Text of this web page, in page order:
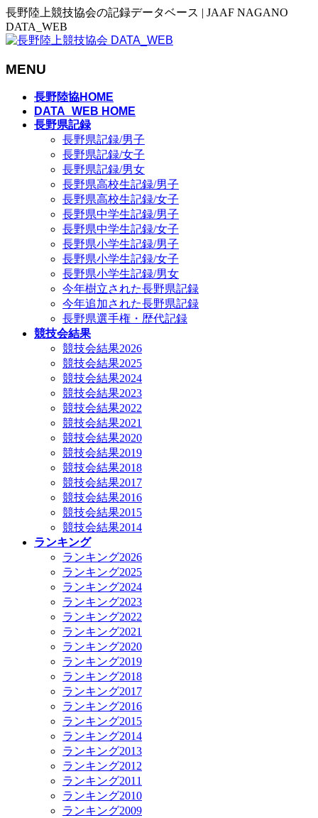
長野陸上競技協会の記録データベース | JAAF NAGANO
DATA_WEB
MENU
長野陸協HOME
DATA_WEB HOME
長野県記録
長野県記録/男子
長野県記録/女子
長野県記録/男女
長野県高校生記録/男子
長野県高校生記録/女子
長野県中学生記録/男子
長野県中学生記録/女子
長野県小学生記録/男子
長野県小学生記録/女子
長野県小学生記録/男女
今年樹立された長野県記録
今年追加された長野県記録
長野県選手権・歴代記録
競技会結果
競技会結果2026
競技会結果2025
競技会結果2024
競技会結果2023
競技会結果2022
競技会結果2021
競技会結果2020
競技会結果2019
競技会結果2018
競技会結果2017
競技会結果2016
競技会結果2015
競技会結果2014
ランキング
ランキング2026
ランキング2025
ランキング2024
ランキング2023
ランキング2022
ランキング2021
ランキング2020
ランキング2019
ランキング2018
ランキング2017
ランキング2016
ランキング2015
ランキング2014
ランキング2013
ランキング2012
ランキング2011
ランキング2010
ランキング2009